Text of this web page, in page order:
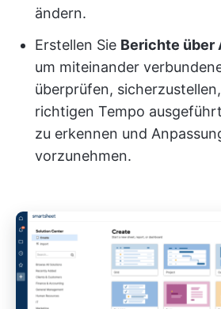
ändern.
Erstellen Sie Berichte über
um miteinander
überprüfen,
richtigen Tempo
zu erkennen und
vorzunehmen.